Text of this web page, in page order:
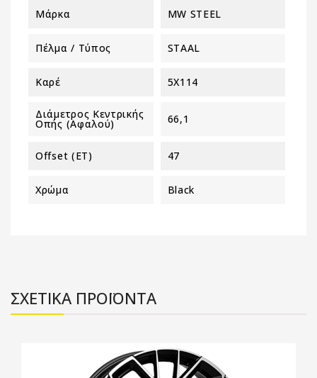
Μάρκα MW STEEL
Πέλμα / Τύπος STAAL
Καρέ 5X114
Διάμετρος Κεντρικής
Οπής (αφαλού) 66,1
Offset (ET) 47
Χρώμα Black
ΣΧΕΤΙΚΑ ΠΡΟΪΟΝΤΑ